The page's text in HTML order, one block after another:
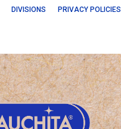
DIVISIONS PRIVACY POLICIES